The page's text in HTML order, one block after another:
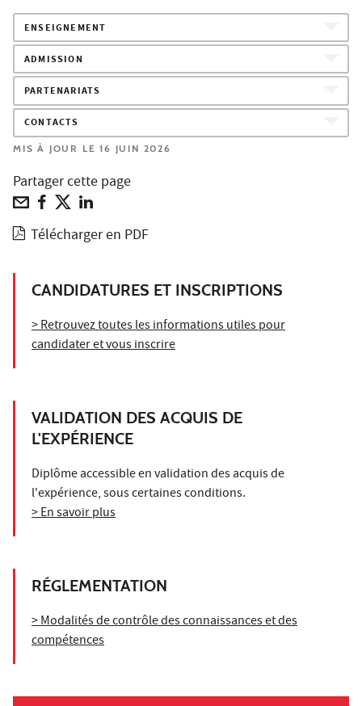
ENSEIGNEMENT
ADMISSION
PARTENARIATS
CONTACTS
MIS À JOUR LE 16 JUIN 2026
Partager cette page
Télécharger en PDF
CANDIDATURES ET INSCRIPTIONS
> Retrouvez toutes les informations utiles pour
candidater et vous inscrire
VALIDATION DES ACQUIS DE
L'EXPÉRIENCE
Diplôme accessible en validation des acquis de
l'expérience, sous certaines conditions.
> En savoir plus
RÉGLEMENTATION
> Modalités de contrôle des connaissances et des
compétences